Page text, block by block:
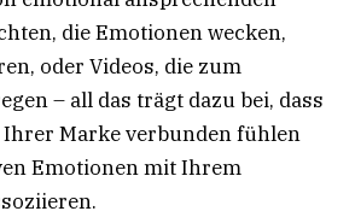
die Emotionen wecken,
oder Videos, die zum
– all das trägt dazu bei, dass
Marke verbunden fühlen
Emotionen mit Ihrem